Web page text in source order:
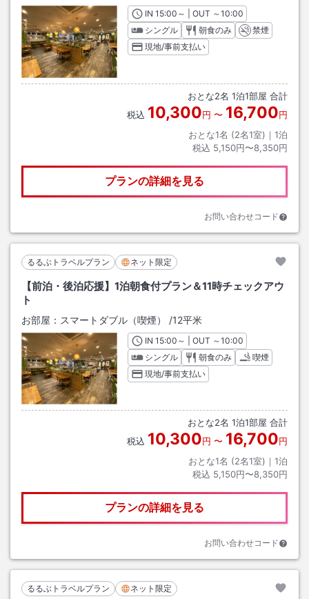
INチェックイン
15:00 ～ | OUT チェックアウト
～10:00
シングル
朝食のみ
禁煙
現地/事前支払い
おとな2名 1泊1部屋 合計
税込 10,300円 〜 16,700円
おとな1名 (2名1室)｜ 1泊
税込 5,150円〜8,350円
プランの詳細を見る
お問い合わせコード
るるぶトラベルプラン ネット限定
【前泊・後泊応援】1泊朝食付プラン＆11時チェックアウ
ト
お部屋： スマートダブル（喫煙） /12平米
INチェックイン
15:00 ～ | OUT チェックアウト
～10:00
シングル
朝食のみ
喫煙
現地/事前支払い
おとな2名 1泊1部屋 合計
税込 10,300円 〜 16,700円
おとな1名 (2名1室)｜ 1泊
税込 5,150円〜8,350円
プランの詳細を見る
お問い合わせコード
るるぶトラベルプラン ネット限定